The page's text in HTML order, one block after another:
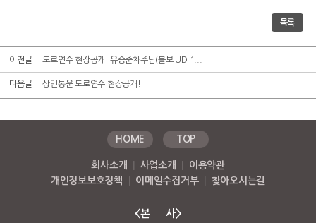
목록
이전글 도로연수 현장공개_유승준차주님(볼보 UD 1...
다음글 상민통운 도로연수 현장공개!
HOME TOP
회사소개 사업소개
이용약관
개인정보보호정책
이메일수집거부 찾아오시는길
<본 사>